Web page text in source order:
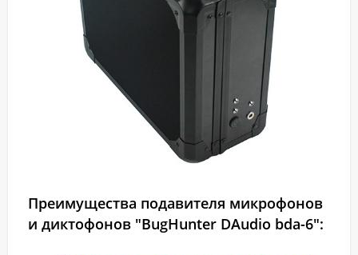
Преимущества подавителя микрофонов
и диктофонов "BugHunter DAudio bda-6":